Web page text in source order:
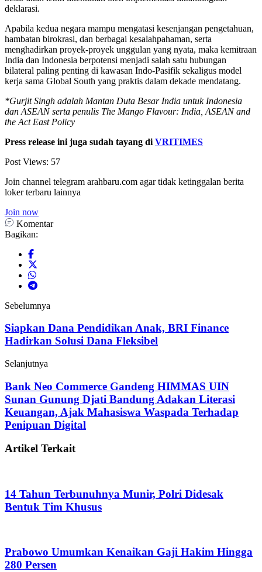
deklarasi.
Apabila kedua negara mampu mengatasi kesenjangan pengetahuan,
hambatan birokrasi, dan berbagai kesalahpahaman, serta
menghadirkan proyek-proyek unggulan yang nyata, maka kemitraan
India dan Indonesia berpotensi menjadi salah satu hubungan
bilateral paling penting di kawasan Indo-Pasifik sekaligus model
kerja sama Global South yang praktis dalam dekade mendatang.
*Gurjit Singh adalah Mantan Duta Besar India untuk Indonesia
dan ASEAN serta penulis The Mango Flavour: India, ASEAN and
the Act East Policy
Press release ini juga sudah tayang di VRITIMES
Post Views: 57
Join channel telegram arahbaru.com agar tidak ketinggalan berita
loker terbaru lainnya
Join now
Komentar
Bagikan:
Sebelumnya
Siapkan Dana Pendidikan Anak, BRI Finance
Hadirkan Solusi Dana Fleksibel
Selanjutnya
Bank Neo Commerce Gandeng HIMMAS UIN
Sunan Gunung Djati Bandung Adakan Literasi
Keuangan, Ajak Mahasiswa Waspada Terhadap
Penipuan Digital
Artikel Terkait
14 Tahun Terbunuhnya Munir, Polri Didesak
Bentuk Tim Khusus
Prabowo Umumkan Kenaikan Gaji Hakim Hingga
280 Persen